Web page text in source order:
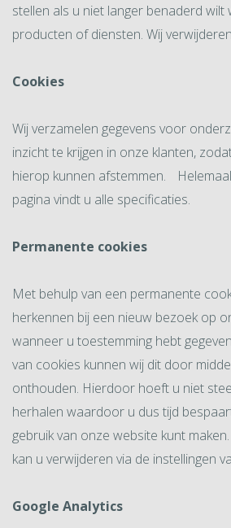
stellen als u niet langer benaderd
producten of diensten. Wij
Cookies
Wij verzamelen gegevens voor
inzicht te krijgen in onze klanten,
hierop kunnen afstemmen.
pagina vindt u alle specificaties.
Permanente cookies
Met behulp van een permanente
herkennen bij een nieuw bezoek op
wanneer u toestemming hebt
van cookies kunnen wij dit door
onthouden. Hierdoor hoeft u niet
herhalen waardoor u dus tijd
gebruik van onze website kunt
kan u verwijderen via de instellingen
Google Analytics